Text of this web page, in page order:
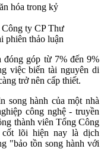
ty CP Thư
phiên thảo luận
đóng góp từ 7% đến 9%
việc biến tài nguyên di
trở nên cấp thiết.
song hành của một nhà
công nghệ - truyền
thành viên Tổng Công
lõi hiện nay là dịch
"bảo tồn song hành với